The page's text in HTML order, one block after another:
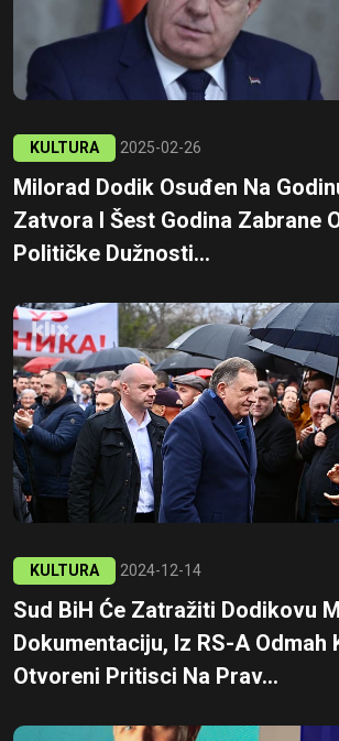
KULTURA 2025-02-26
Milorad Dodik Osuđen Na
Zatvora I Šest Godina Zabrane
Političke Dužnosti...
KULTURA 2024-12-14
Sud BiH Će Zatražiti Dodikovu
Dokumentaciju, Iz RS-A Odmah
Otvoreni Pritisci Na Prav...